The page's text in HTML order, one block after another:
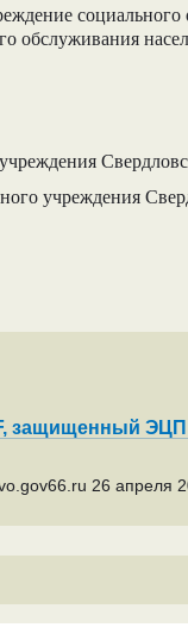
обслуживания
учреждения
защищенный ЭЦП
26 апреля